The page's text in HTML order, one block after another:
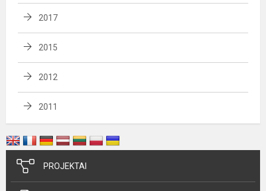
2017
2015
2012
2011
PROJEKTAI